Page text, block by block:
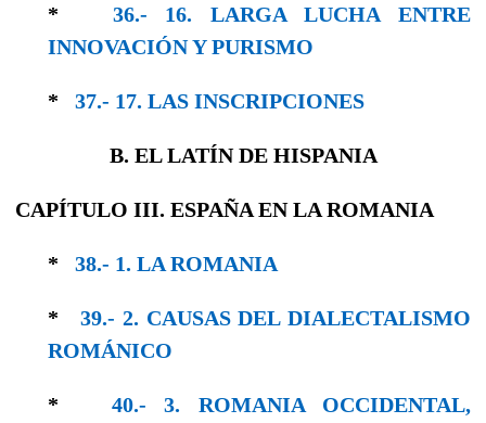
* 36.- 16. LARGA LUCHA ENTRE
INNOVACIÓN Y PURISMO
* 37.- 17. LAS INSCRIPCIONES
B. EL LATÍN DE HISPANIA
CAPÍTULO III. ESPAÑA EN LA ROMANIA
* 38.- 1. LA ROMANIA
*39.- 2. CAUSAS DEL DIALECTALISMO
RO­MÁNICO
* 40.- 3. ROMANIA OCCIDENTAL,